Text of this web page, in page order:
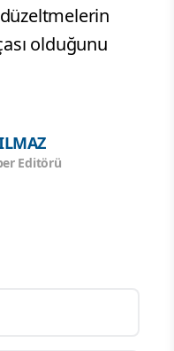
olduğunu
Editörü